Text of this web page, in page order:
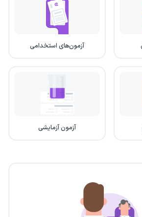
آزمون‌های استخدامی
آزمون آزمایشی